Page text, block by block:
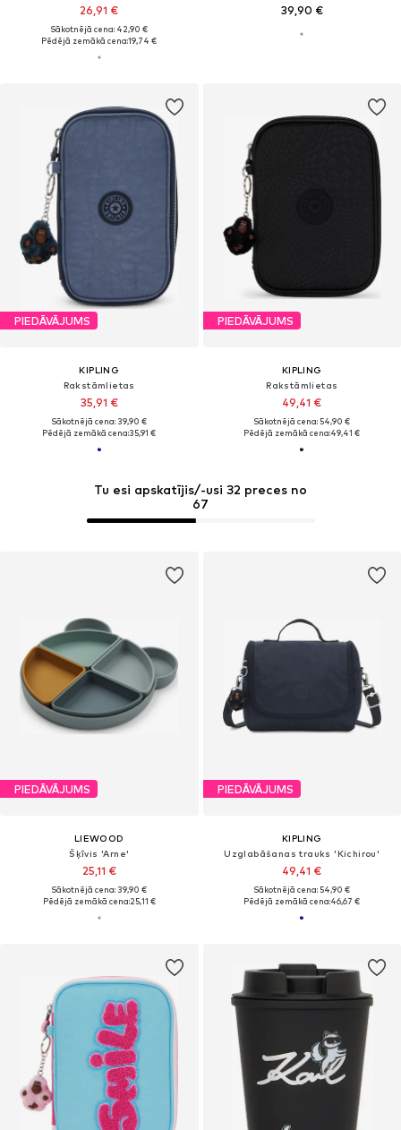
26,91 €
Sākotnējā cena: 42,90 €
Pēdējā zemākā cena:19,74 €
39,90 €
PIEDĀVĀJUMS
KIPLING
Rakstāmlietas
35,91 €
Sākotnējā cena: 39,90 €
Pēdējā zemākā cena:35,91 €
PIEDĀVĀJUMS
KIPLING
Rakstāmlietas
49,41 €
Sākotnējā cena: 54,90 €
Pēdējā zemākā cena:49,41 €
Tu esi apskatījis/-usi 32 preces no
67
PIEDĀVĀJUMS
LIEWOOD
Šķīvis 'Arne'
25,11 €
Sākotnējā cena: 39,90 €
Pēdējā zemākā cena:25,11 €
PIEDĀVĀJUMS
KIPLING
Uzglabāšanas trauks 'Kichirou'
49,41 €
Sākotnējā cena: 54,90 €
Pēdējā zemākā cena:46,67 €